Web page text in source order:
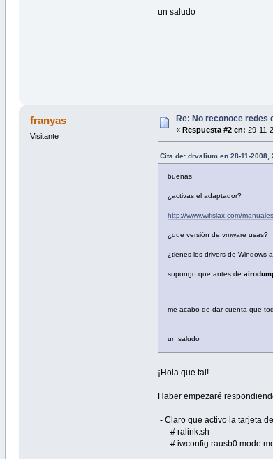
un saludo
franyas
Visitante
Re: No reconoce redes
« Respuesta #2 en: 29-11-
Cita de: drvalium en 28-11-2008,
buenas
¿activas el adaptador?
http://www.wifislax.com/
¿que versión de vmware usas?
¿tienes los drivers de Windows
supongo que antes de
me acabo de dar cuenta que
un saludo
¡Hola que tal!
Haber empezaré
- Claro que activo la tarjeta
# ralink.sh
# iwconfig rausb0 mode